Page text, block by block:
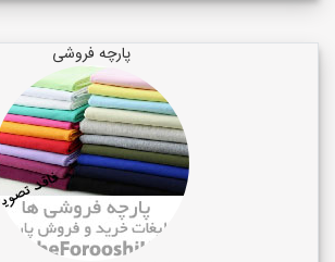
پارچه فروشی